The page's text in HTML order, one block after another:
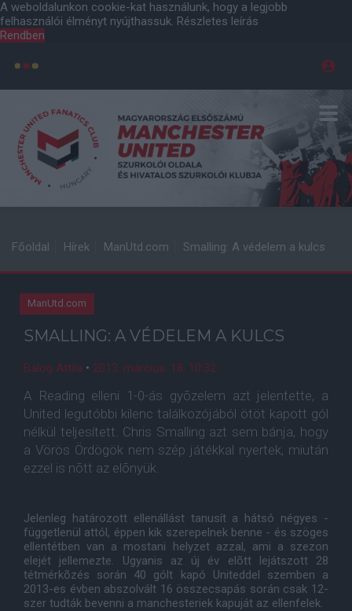
A weboldalunkon cookie-kat használunk, hogy a legjobb
felhasználói élményt nyújthassuk. Részletes leírás
Rendben
Főoldal Hírek ManUtd.com Smalling: A védelem a kulcs
ManUtd.com
SMALLING: A VÉDELEM A KULCS
Balog Attila • 2013. március. 18. 10:32
A Reading elleni 1-0-ás gyõzelem azt jelentette, a
United legutóbbi kilenc találkozójából ötöt kapott gól
nélkül teljesített. Chris Smalling azt sem bánja, hogy
a Vörös Ördögök nem szép játékkal nyertek, miután
ezzel is nõtt az elõnyük.
Jelenleg határozott ellenállást tanusít a hátsó négyes -
függetlenül attól, éppen kik szerepelnek benne - és szöges
ellentétben van a mostani helyzet azzal, ami a szezon
elejét jellemezte. Ugyanis az új év elõtt lejátszott 28
tétmérkõzés során 40 gólt kapó Uniteddel szemben a
2013-es évben abszolvált 16 összecsapás során csak 12-
szer tudták bevenni a manchesteriek kapuját az ellenfelek.